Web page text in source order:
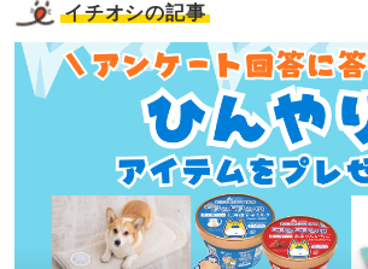
イチオシの記事